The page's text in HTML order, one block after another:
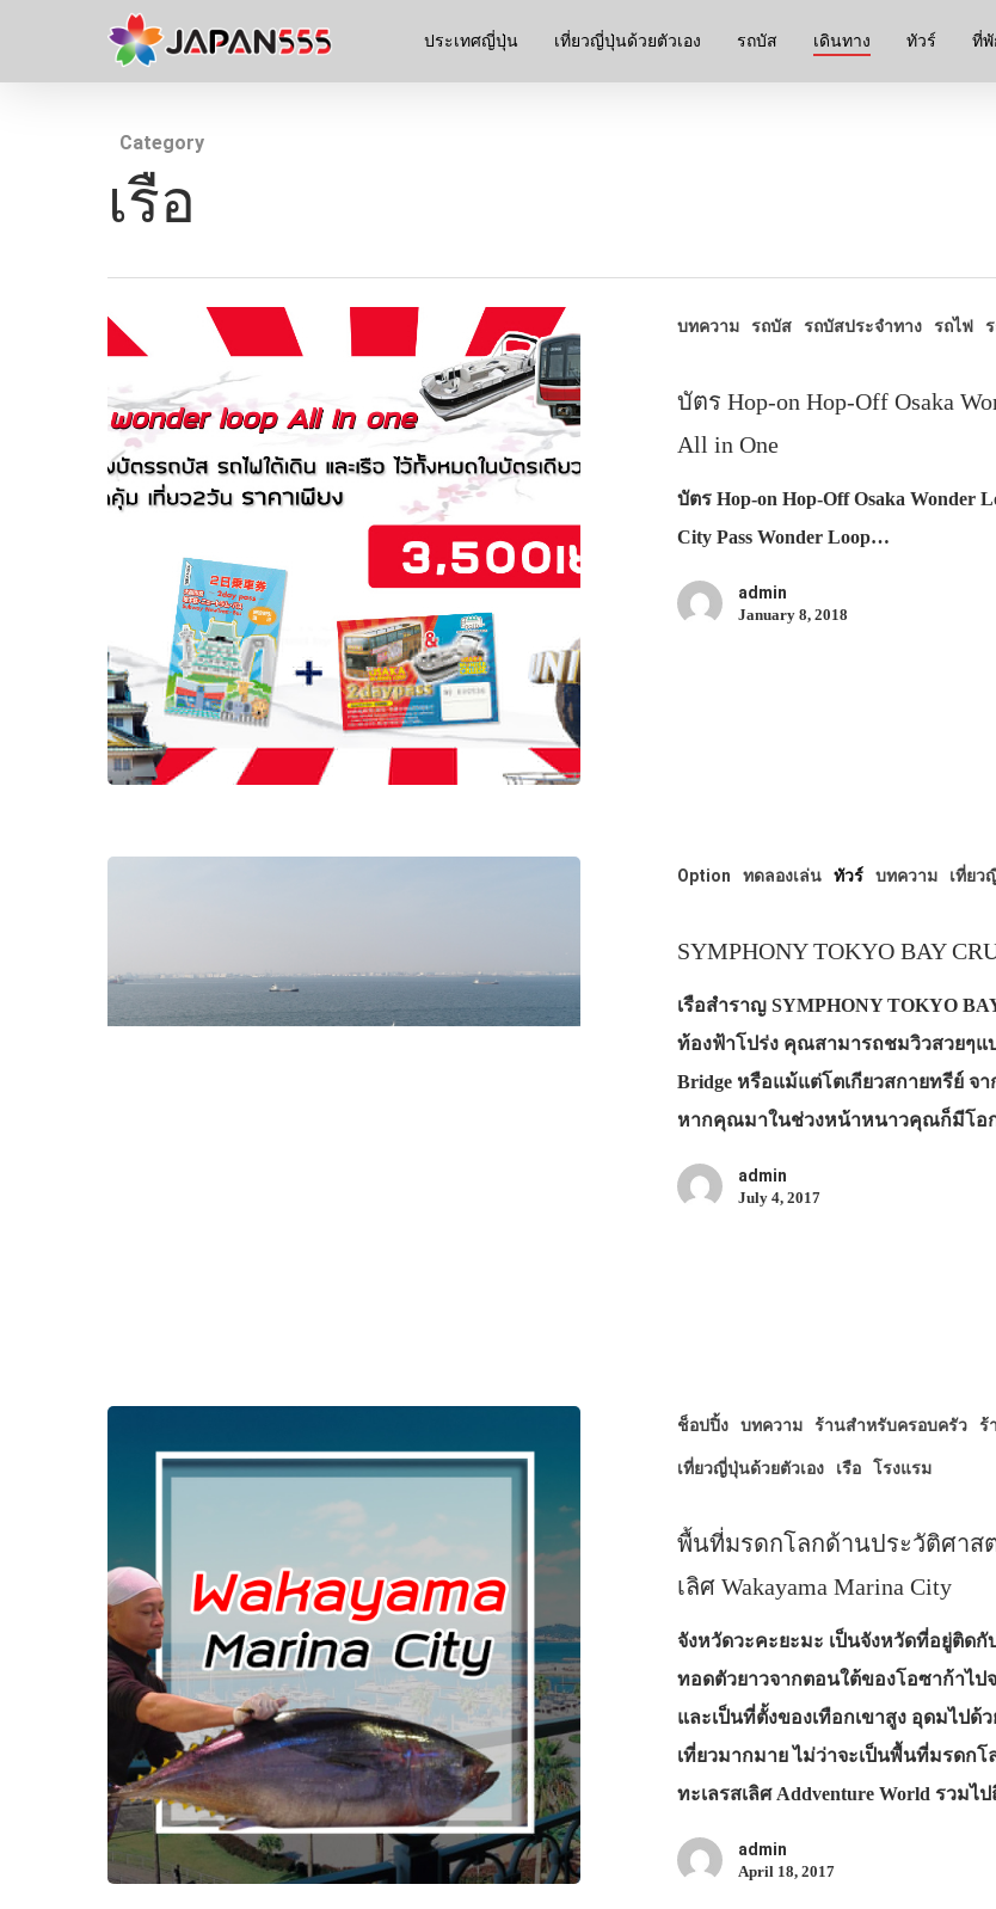
ประเทศญี่ปุ่น เที่ยวญี่ปุ่นด้วยตัวเอง รถบัส เดินทาง ทัวร์ ที่พั
Category
เรือ
บทความ รถบัส รถบัสประจำทาง รถไฟ
บัตร Hop-on Hop-Off Osaka
All in One
บัตร Hop-on Hop-Off Osaka Wonder
City Pass Wonder Loop…
admin
January 8, 2018
Option ทดลองเล่น ทัวร์ บทความ เที่ยว
SYMPHONY TOKYO BAY
เรือสำราญ SYMPHONY TOKYO
ท้องฟ้าโปร่ง คุณสามารถชมวิวสวยๆแ
Bridge หรือแม้แต่โตเกียวสกายทรีย์ จ
หากคุณมาในช่วงหน้าหนาวคุณก็มีโอ
admin
July 4, 2017
ช็อปปิ้ง บทความ ร้านสำหรับครอบครัว ร้
เที่ยวญี่ปุ่นด้วยตัวเอง เรือ โรงแรม
พื้นที่มรดกโลกด้านประวัติศาส
เลิศ Wakayama Marina City
จังหวัดวะคะยะมะ เป็นจังหวัดที่อยู่ติดกั
ทอดตัวยาวจากตอนใต้ของโอซาก้าไ
และเป็นที่ตั้งของเทือกเขาสูง อุดมไป
เที่ยวมากมาย ไม่ว่าจะเป็นพื้นที่มรดก
ทะเลรสเลิศ Addventure World รวมไ
admin
April 18, 2017